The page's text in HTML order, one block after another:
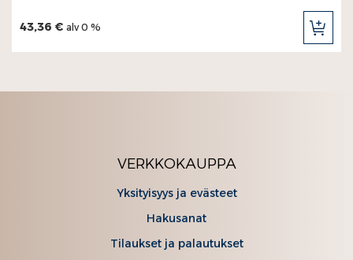
43,36 € alv 0 %
VERKKOKAUPPA
Yksityisyys ja evästeet
Hakusanat
Tilaukset ja palautukset